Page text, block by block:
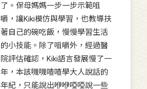
了。保母媽媽一步一步示範咀
嚼，讓Kiki模仿與學習，也教導扶
著自己的碗吃飯，慢慢學習生活
的小技能。除了咀嚼外，經過醫
院評估確認，Kiki語言發展慢了一
年，本該嘰嘰喳喳學大人說話的
年紀，只能說出咿咿啞啞說一些